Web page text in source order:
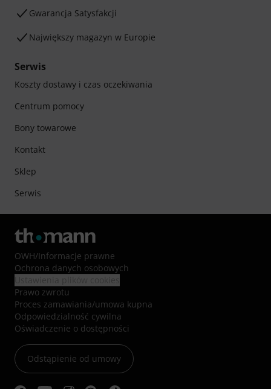
Gwarancja Satysfakcji
Największy magazyn w Europie
Serwis
Koszty dostawy i czas oczekiwania
Centrum pomocy
Bony towarowe
Kontakt
Sklep
Serwis
OWH/Informacje prawne
Ochrona danych osobowych
Prawo zwrotu
Proces zamawiania/umowa kupna
Odpowiedzialność cywilna
Oświadczenie o dostępności
Odstąpienie od umowy